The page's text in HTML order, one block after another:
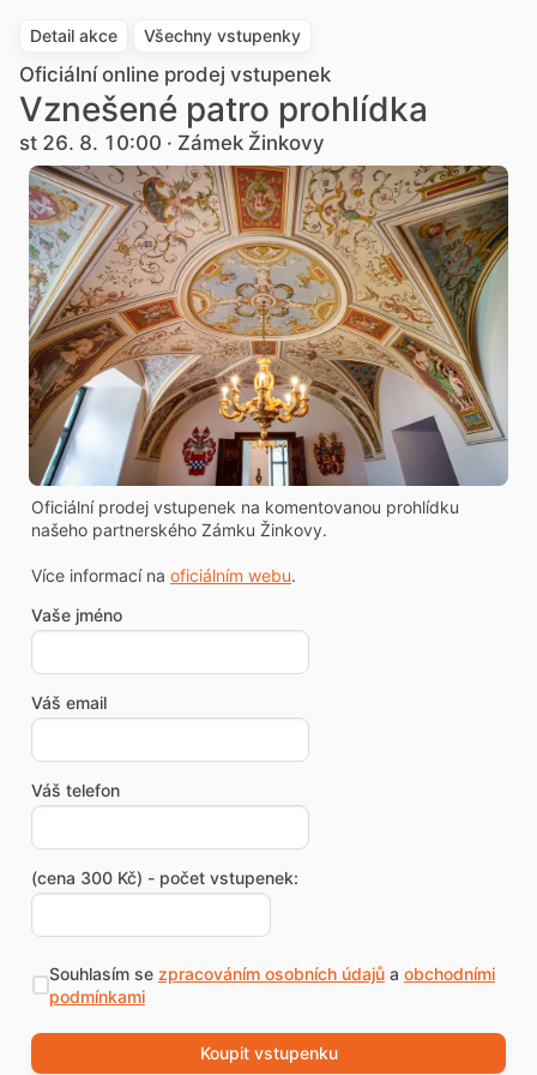
Detail akce Všechny vstupenky
Oficiální online prodej vstupenek
Vznešené patro prohlídka
st 26. 8. 10:00 · Zámek Žinkovy
Oficiální prodej vstupenek na komentovanou prohlídku
našeho partnerského Zámku Žinkovy.
Více informací na oficiálním webu.
Vaše jméno
Váš email
Váš telefon
(cena 300 Kč) - počet vstupenek:
Souhlasím se zpracováním osobních údajůa obchodními
podmínkami
Koupit vstupenku